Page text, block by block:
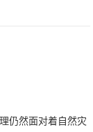
仍然面对着自然灾